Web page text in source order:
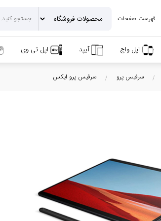
فهرست صفحات
اپل واچ آیپد اپل تی وی
سرفیس پرو سرفیس پرو ایکس